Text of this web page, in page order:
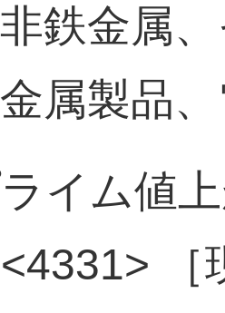
鉄金属
属製品
イム値
［